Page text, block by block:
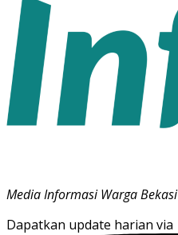
Media Informasi Warga Bekasi
Dapatkan update harian via